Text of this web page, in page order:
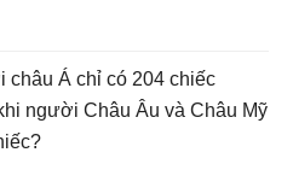
châu Á chỉ có 204 chiếc
người Châu Âu và Châu Mỹ